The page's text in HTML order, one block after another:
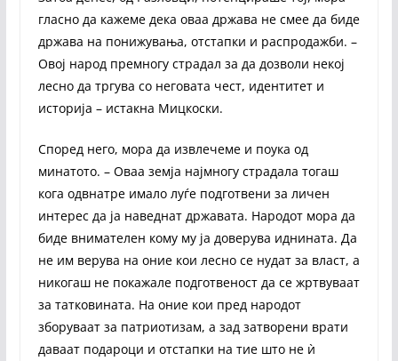
гласно да кажеме дека оваа држава не смее да биде
држава на понижувања, отстапки и распродажби. –
Овој народ премногу страдал за да дозволи некој
лесно да тргува со неговата чест, идентитет и
историја – истакна Мицкоски.
Според него, мора да извлечеме и поука од
минатото. – Оваа земја најмногу страдала тогаш
кога одвнатре имало луѓе подготвени за личен
интерес да ја наведнат државата. Народот мора да
биде внимателен кому му ја доверува иднината. Да
не им верува на оние кои лесно се нудат за власт, а
никогаш не покажале подготвеност да се жртвуваат
за татковината. На оние кои пред народот
зборуваат за патриотизам, а зад затворени врати
даваат подароци и отстапки на тие што не ѝ